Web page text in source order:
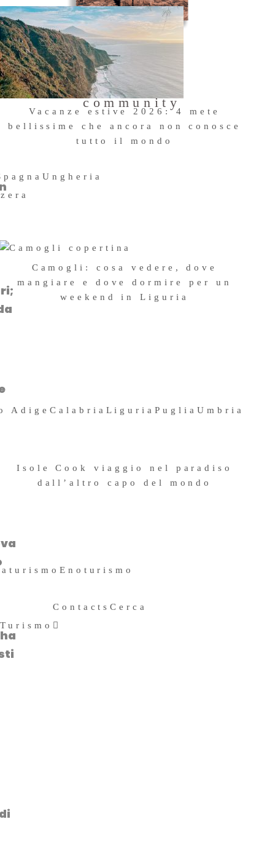
Vacanze estive 2026: 4 mete
bellissime che ancora non conosce
tutto il mondo
Ungheria
Camogli: cosa vedere, dove
mangiare e dove dormire per un
weekend in Liguria
Adige Calabria LiguriaPuglia Umbria
Isole Cook viaggio nel paradiso
dall’altro capo del mondo
Enoturismo
ContactsCerca
Entra a far
parte della
community